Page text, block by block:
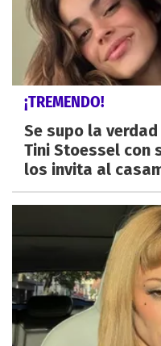
¡TREMENDO!
Se supo la
Tini Stoessel con
los invita al